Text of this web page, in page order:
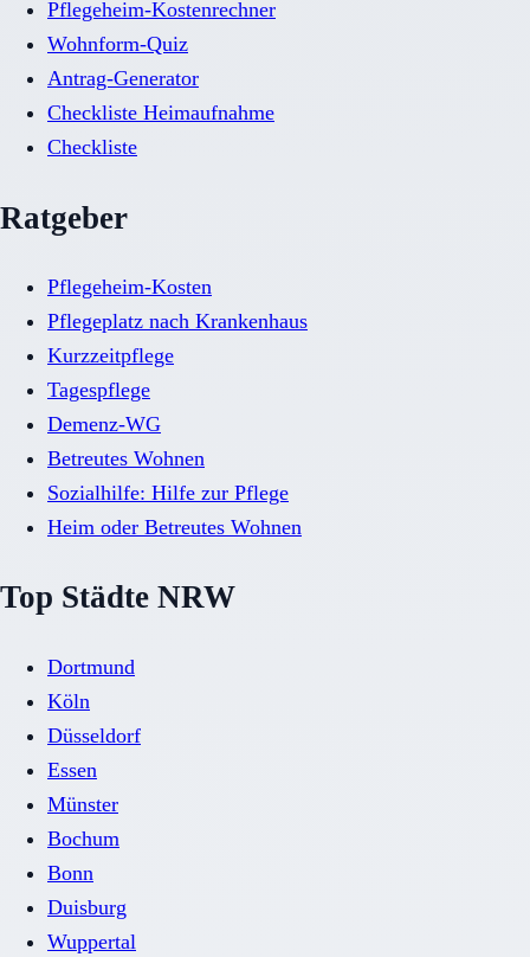
Pflegeheim-Kostenrechner
Wohnform-Quiz
Antrag-Generator
Checkliste Heimaufnahme
Checkliste
Ratgeber
Pflegeheim-Kosten
Pflegeplatz nach Krankenhaus
Kurzzeitpflege
Tagespflege
Demenz-WG
Betreutes Wohnen
Sozialhilfe: Hilfe zur Pflege
Heim oder Betreutes Wohnen
Top Städte NRW
Dortmund
Köln
Düsseldorf
Essen
Münster
Bochum
Bonn
Duisburg
Wuppertal